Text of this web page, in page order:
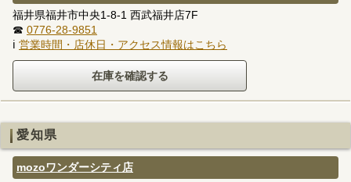
福井県福井市中央1-8-1 西武福井店7F
☎ 0776-28-9851
ℹ 営業時間・店休日・アクセス情報はこちら
愛知県
mozoワンダーシティ店